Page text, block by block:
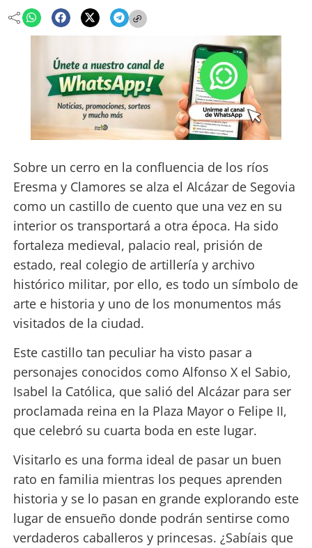
Sobre un cerro en la confluencia de los ríos
Eresma y Clamores se alza el Alcázar de Segovia
como un castillo de cuento que una vez en su
interior os transportará a otra época. Ha sido
fortaleza medieval, palacio real, prisión de
estado, real colegio de artillería y archivo
histórico militar, por ello, es todo un símbolo de
arte e historia y uno de los monumentos más
visitados de la ciudad.
Este castillo tan peculiar ha visto pasar a
personajes conocidos como Alfonso X el Sabio,
Isabel la Católica, que salió del Alcázar para ser
proclamada reina en la Plaza Mayor o Felipe II,
que celebró su cuarta boda en este lugar.
Visitarlo es una forma ideal de pasar un buen
rato en familia mientras los peques aprenden
historia y se lo pasan en grande explorando este
lugar de ensueño donde podrán sentirse como
verdaderos caballeros y princesas. ¿Sabíais que